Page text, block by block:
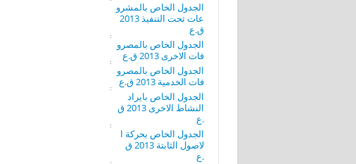
الجدول الخاص بالمشرو
عات تحت التنفيذ 2013
ق.ع
الجدول الخاص بالمصرو
فات الاخرى 2013 ق.ع
الجدول الخاص بالمصرو
فات الخدمية 2013 ق.ع
الجدول الخاص بايراد
النشاط الاخرى 2013 ق
.ع
الجدول الخاص بحركة ا
لاصول الثابتة 2013 ق
.ع